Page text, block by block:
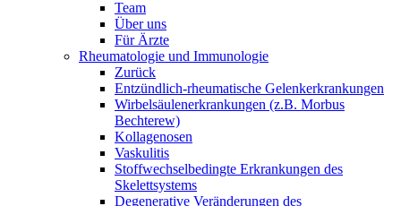
Team
Über uns
Für Ärzte
Rheumatologie und Immunologie
Zurück
Entzündlich-rheumatische Gelenkerkrankungen
Wirbelsäulenerkrankungen (z.B. Morbus
Bechterew)
Kollagenosen
Vaskulitis
Stoffwechselbedingte Erkrankungen des
Skelettsystems
Degenerative Veränderungen des